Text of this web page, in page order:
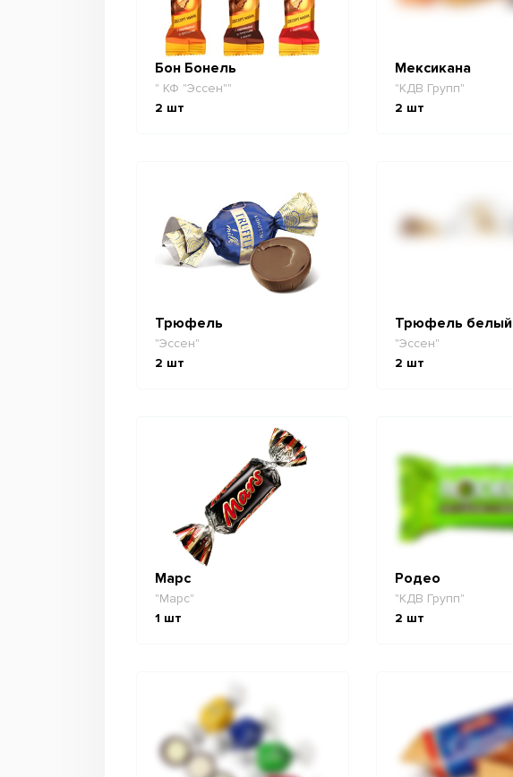
Бон Бонель
" КФ "Эссен""
2 шт
Мексикана
"КДВ Групп"
2 шт
Трюфель
"Эссен"
2 шт
Трюфель белый
"Эссен"
2 шт
Марс
"Марс"
1 шт
Родео
"КДВ Групп"
2 шт